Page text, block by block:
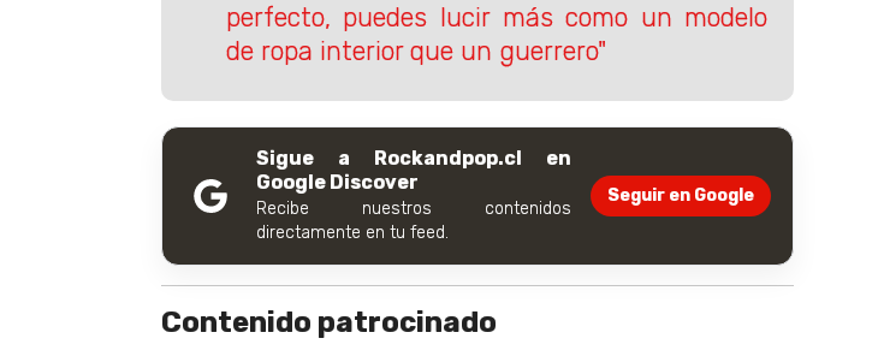
perfecto, puedes lucir más como un modelo
de ropa interior que un guerrero"
Sigue a Rockandpop.cl en
Google Discover
Recibe nuestros contenidos
directamente en tu feed.
Seguir en Google
Contenido patrocinado